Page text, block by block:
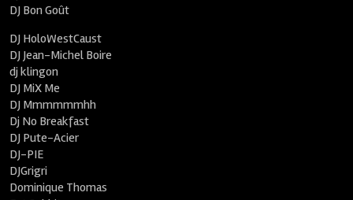
DJ Bon Goût
DJ HoloWestCaust
DJ Jean-Michel Boire
dj klingon
DJ MiX Me
DJ Mmmmmmhh
Dj No Breakfast
DJ Pute-Acier
DJ-PIE
DJGrigri
Dominique Thomas